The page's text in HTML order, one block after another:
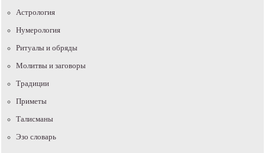
Астрология
Нумерология
Ритуалы и обряды
Молитвы и заговоры
Традиции
Приметы
Талисманы
Эзо словарь